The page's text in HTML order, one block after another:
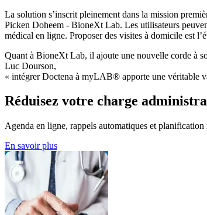
La solution s’inscrit pleinement dans la mission
Picken Doheem - BioneXt Lab. Les utilisateurs
médical en ligne. Proposer des visites à domicile est
Quant à BioneXt Lab, il ajoute une nouvelle corde à
Luc Dourson,
« intégrer Doctena à myLAB® apporte une véritable
Réduisez votre charge
Agenda en ligne, rappels automatiques et
En savoir plus